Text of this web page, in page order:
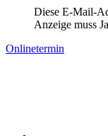
Diese E-Mail-
Anzeige muss
Onlinetermin